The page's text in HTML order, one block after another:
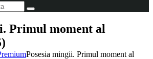
Primul moment al
Posesia mingii. Primul moment al